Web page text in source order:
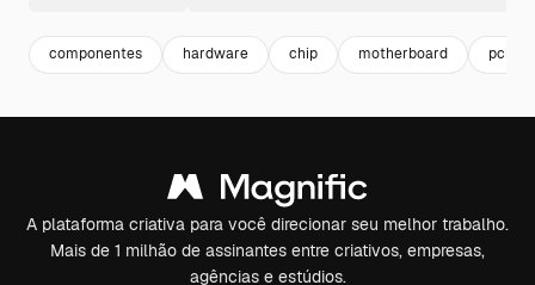
componentes hardware chip motherboard pcb
A plataforma criativa para você direcionar seu melhor trabalho.
Mais de 1 milhão de assinantes entre criativos, empresas,
agências e estúdios.